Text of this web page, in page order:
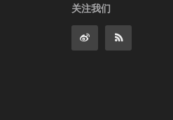
关注我们